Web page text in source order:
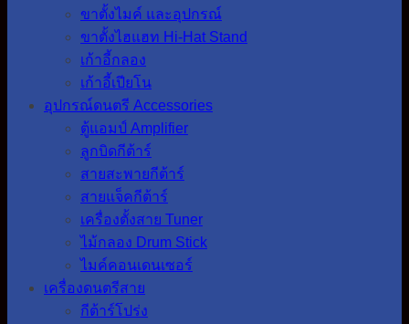
ขาตั้งไมค์ และอุปกรณ์
ขาตั้งไฮแฮท Hi-Hat Stand
เก้าอี้กลอง
เก้าอี้เปียโน
อุปกรณ์ดนตรี Accessories
ตู้แอมป์ Amplifier
ลูกบิดกีต้าร์
สายสะพายกีต้าร์
สายแจ็คกีต้าร์
เครื่องตั้งสาย Tuner
ไม้กลอง Drum Stick
ไมค์คอนเดนเซอร์
เครื่องดนตรีสาย
กีต้าร์โปร่ง